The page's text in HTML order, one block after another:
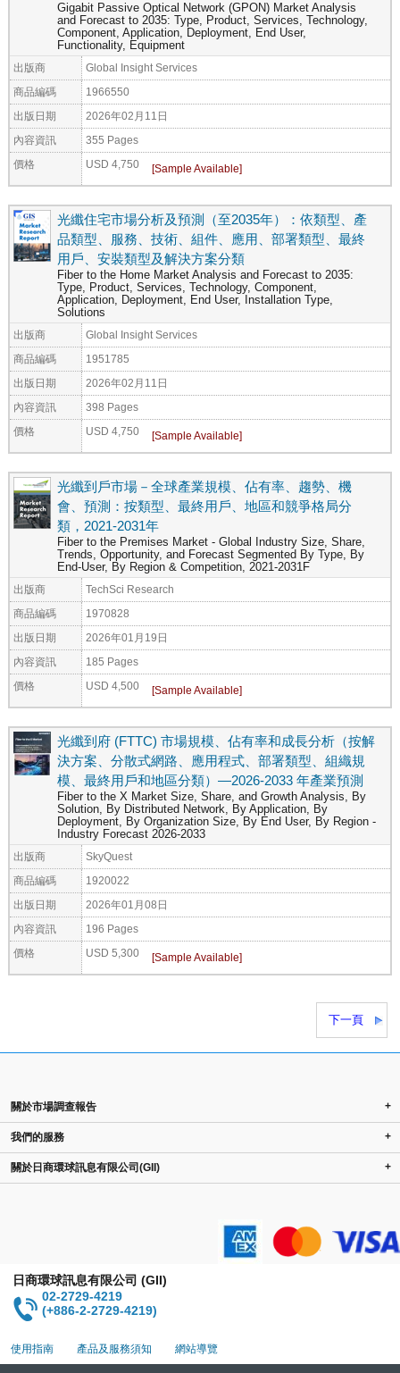
Gigabit Passive Optical Network (GPON) Market Analysis
and Forecast to 2035: Type, Product, Services, Technology,
Component, Application, Deployment, End User,
Functionality, Equipment
出版商 Global Insight Services
商品編碼 1966550
出版日期 2026年02月11日
內容資訊 355 Pages
價格 USD 4,750
光纖住宅市場分析及預測（至2035年）：依類型、產
品類型、服務、技術、組件、應用、部署類型、最終
用戶、安裝類型及解決方案分類
Fiber to the Home Market Analysis and Forecast to 2035:
Type, Product, Services, Technology, Component,
Application, Deployment, End User, Installation Type,
Solutions
出版商 Global Insight Services
商品編碼 1951785
出版日期 2026年02月11日
內容資訊 398 Pages
價格 USD 4,750
光纖到戶市場－全球產業規模、佔有率、趨勢、機
會、預測：按類型、最終用戶、地區和競爭格局分
類，2021-2031年
Fiber to the Premises Market - Global Industry Size, Share,
Trends, Opportunity, and Forecast Segmented By Type, By
End-User, By Region & Competition, 2021-2031F
出版商 TechSci Research
商品編碼 1970828
出版日期 2026年01月19日
內容資訊 185 Pages
價格 USD 4,500
光纖到府 (FTTC) 市場規模、佔有率和成長分析（按解
決方案、分散式網路、應用程式、部署類型、組織規
模、最終用戶和地區分類）—2026-2033 年產業預測
Fiber to the X Market Size, Share, and Growth Analysis, By
Solution, By Distributed Network, By Application, By
Deployment, By Organization Size, By End User, By Region -
Industry Forecast 2026-2033
出版商 SkyQuest
商品編碼 1920022
出版日期 2026年01月08日
內容資訊 196 Pages
價格 USD 5,300
下一頁
關於市場調查報告 +
我們的服務 +
關於日商環球訊息有限公司(GII) +
日商環球訊息有限公司 (GII)
02-2729-4219
(+886-2-2729-4219)
使用指南 產品及服務須知 網站導覽